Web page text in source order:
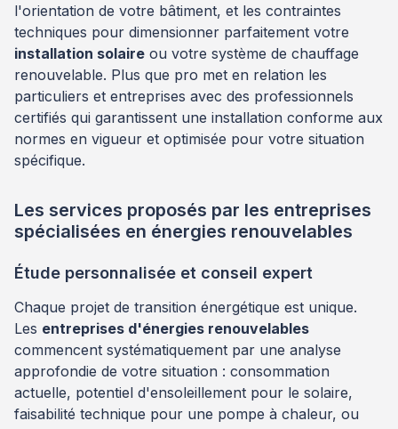
l'orientation de votre bâtiment, et les contraintes
techniques pour dimensionner parfaitement votre
installation solaire ou votre système de chauffage
renouvelable. Plus que pro met en relation les
particuliers et entreprises avec des professionnels
certifiés qui garantissent une installation conforme aux
normes en vigueur et optimisée pour votre situation
spécifique.
Les services proposés par les entreprises
spécialisées en énergies renouvelables
Étude personnalisée et conseil expert
Chaque projet de transition énergétique est unique.
Les entreprises d'énergies renouvelables
commencent systématiquement par une analyse
approfondie de votre situation : consommation
actuelle, potentiel d'ensoleillement pour le solaire,
faisabilité technique pour une pompe à chaleur, ou